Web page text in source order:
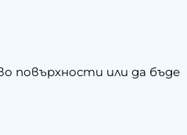
повърхности или да бъде